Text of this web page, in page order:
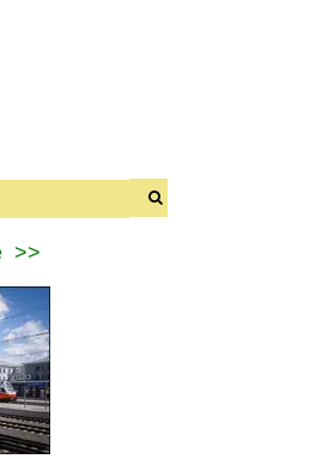
und Kunstbauten
>>